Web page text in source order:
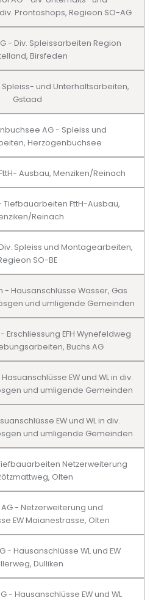
Prontoshops, Regieon SO-AG
- Div. Spleissarbeiten Region
Birsfeden
Spleiss- und Unterhaltsarbeiten,
Gstaad
AG - Spleiss und
Herzogenbuchsee
Ausbau, Menziken/Reinach
Tiefbauarbeiten FttH-Ausbau,
Reinach
Spleiss und Montagearbeiten,
SO-BE
- Hausanschlüsse Wasser, Gas
und umligende Gemeinden
Erschliessung EFH Wynefeldweg
Buchs AG
EW und WL in div.
und umligende Gemeinden
EW und WL in div.
und umligende Gemeinden
Netzerweiterung
Olten
- Netzerweiterung und
EW Maianestrasse, Olten
- Hausanschlüsse WL und EW
Dulliken
- Hausanschlüsse EW und WL